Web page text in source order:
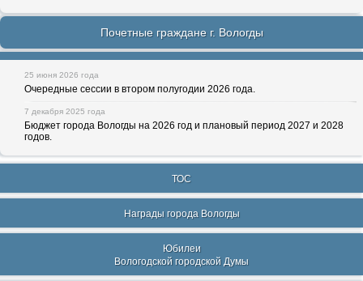
Почетные граждане г. Вологды
25 июня 2026 года
Очередные сессии в втором полугодии 2026 года.
7 декабря 2025 года
Бюджет города Вологды на 2026 год и плановый период 2027 и 2028
годов.
ТОС
Награды города Вологды
Юбилеи
Вологодской городской Думы